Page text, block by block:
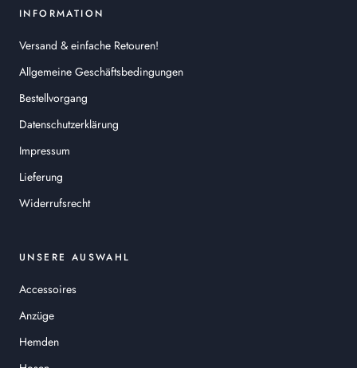
INFORMATION
Versand & einfache Retouren!
Allgemeine Geschäftsbedingungen
Bestellvorgang
Datenschutzerklärung
Impressum
Lieferung
Widerrufsrecht
UNSERE AUSWAHL
Accessoires
Anzüge
Hemden